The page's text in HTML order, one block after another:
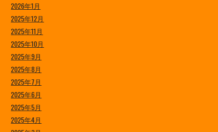
2026年1月
2025年12月
2025年11月
2025年10月
2025年9月
2025年8月
2025年7月
2025年6月
2025年5月
2025年4月